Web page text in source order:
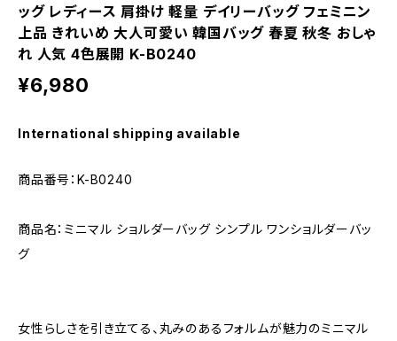
ッグ レディース 肩掛け 軽量 デイリーバッグ フェミニン
上品 きれいめ 大人可愛い 韓国バッグ 春夏 秋冬 おしゃ
れ 人気 4色展開 K-B0240
¥6,980
International shipping available
商品番号：K-B0240
商品名：ミニマル ショルダーバッグ シンプル ワンショルダーバッ
グ
女性らしさを引き立てる、丸みのあるフォルムが魅力のミニマル